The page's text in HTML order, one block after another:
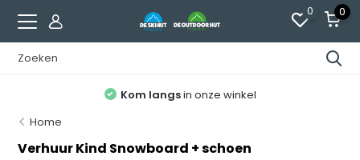
0 0
Kom langsin onze winkel
Home
Verhuur Kind Snowboard + schoen